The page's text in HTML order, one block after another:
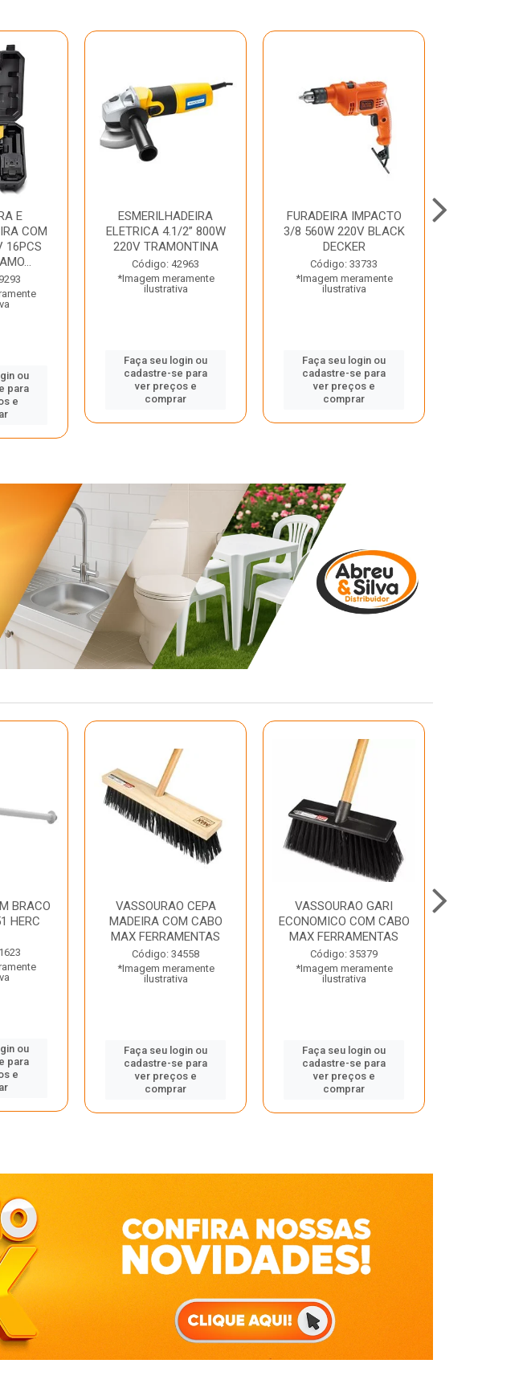
E
COM
16PCS
ou
para
e
ESMERILHADEIRA
ELETRICA 4.1/2” 800W
220V TRAMONTINA
Código: 42963
*Imagem meramente
ilustrativa
Faça seu login ou
cadastre-se para
ver preços e
comprar
FURADEIRA IMPACTO
3/8 560W 220V BLACK
DECKER
Código: 33733
*Imagem meramente
ilustrativa
Faça seu login ou
cadastre-se para
ver preços e
comprar
BRACO
HERC
ou
para
e
VASSOURAO CEPA
MADEIRA COM CABO
MAX FERRAMENTAS
Código: 34558
*Imagem meramente
ilustrativa
Faça seu login ou
cadastre-se para
ver preços e
comprar
VASSOURAO GARI
ECONOMICO COM CABO
MAX FERRAMENTAS
Código: 35379
*Imagem meramente
ilustrativa
Faça seu login ou
cadastre-se para
ver preços e
comprar